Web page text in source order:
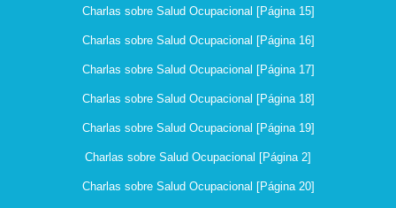
Charlas sobre Salud Ocupacional [Página 15]
Charlas sobre Salud Ocupacional [Página 16]
Charlas sobre Salud Ocupacional [Página 17]
Charlas sobre Salud Ocupacional [Página 18]
Charlas sobre Salud Ocupacional [Página 19]
Charlas sobre Salud Ocupacional [Página 2]
Charlas sobre Salud Ocupacional [Página 20]